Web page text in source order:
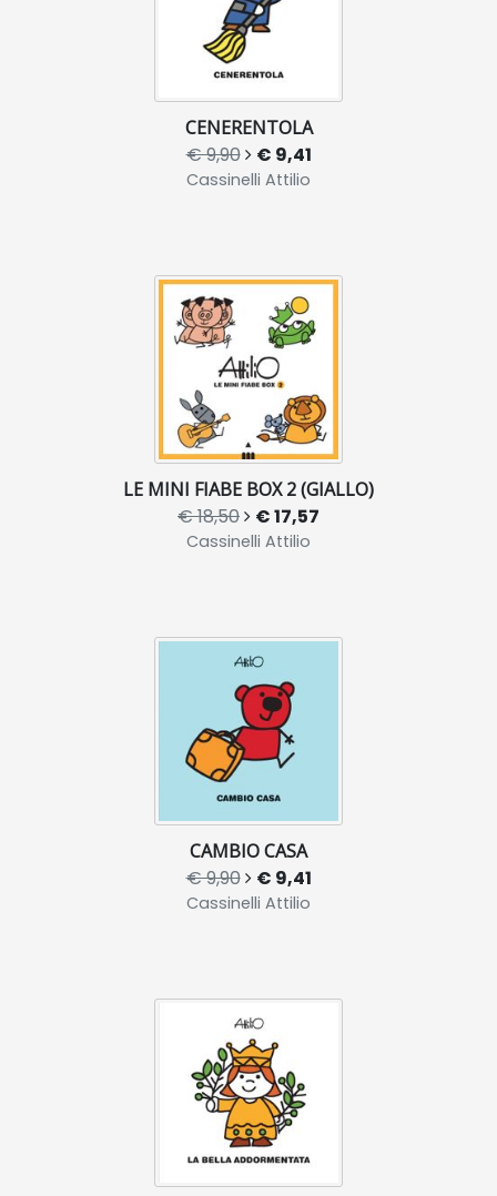
CENERENTOLA
€ 9,90 € 9,41
Cassinelli Attilio
LE MINI FIABE BOX 2 (GIALLO)
€ 18,50 € 17,57
Cassinelli Attilio
CAMBIO CASA
€ 9,90 € 9,41
Cassinelli Attilio